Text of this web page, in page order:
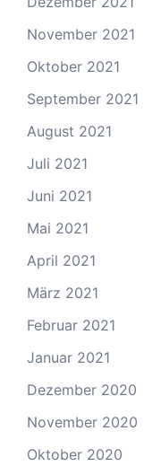
November 2021
Oktober 2021
September 2021
August 2021
Juli 2021
Juni 2021
Mai 2021
April 2021
März 2021
Februar 2021
Januar 2021
Dezember 2020
November 2020
Oktober 2020